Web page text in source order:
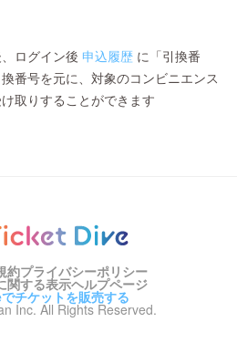
ログイン後 申込履歴 に「引換番
番号を元に、対象のコンビニエンス
取りすることができます
約プライバシーポリシー
関する表示ヘルプページ
チケットを販売する
Inc. All Rights Reserved.